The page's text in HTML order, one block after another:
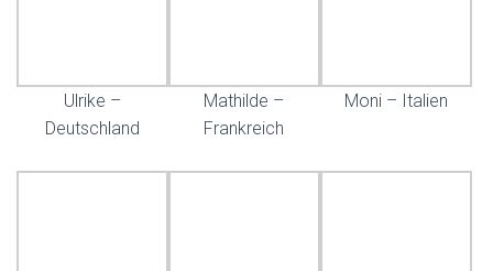
Ulrike –
Deutschland
Mathilde –
Frankreich
Moni – Italien